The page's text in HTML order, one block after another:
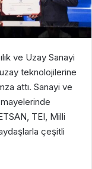
ve Uzay Sanayi
teknolojilerine
attı. Sanayi ve
TEI, Milli
çeşitli